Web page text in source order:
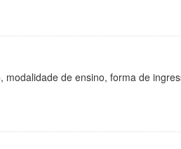
de ensino, forma de